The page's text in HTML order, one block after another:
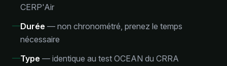
CERP'Air
Durée — non chronométré, prenez le temps
nécessaire
Type — identique au test OCEAN du CRRA